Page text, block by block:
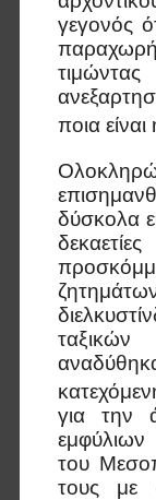
γεγονός
ποια
δύσκολα
για την
του
τους με